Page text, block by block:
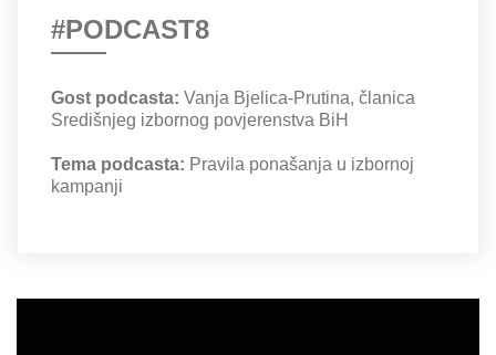
#PODCAST8
Gost podcasta: Vanja Bjelica-Prutina, članica
Središnjeg izbornog povjerenstva BiH
Tema podcasta: Pravila ponašanja u izbornoj
kampanji